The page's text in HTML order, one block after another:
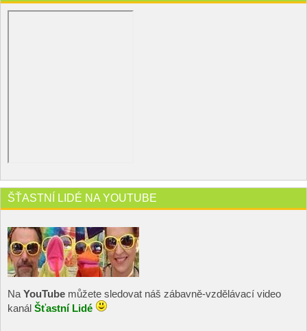
ŠŤASTNÍ LIDÉ NA YOUTUBE
NaYouTube můžete sledovat náš zábavně-vzdělávací video
kanál Šťastní Lidé